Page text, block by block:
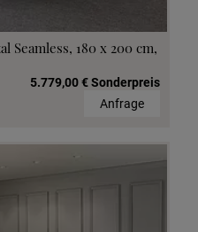
Seamless, 180 x 200 cm,
5.779,00 € Sonderpreis
Anfrage